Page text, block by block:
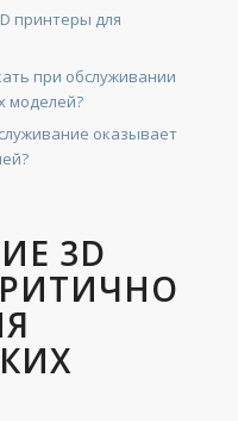
принтеры для
при обслуживании
моделей?
оказывает
3D